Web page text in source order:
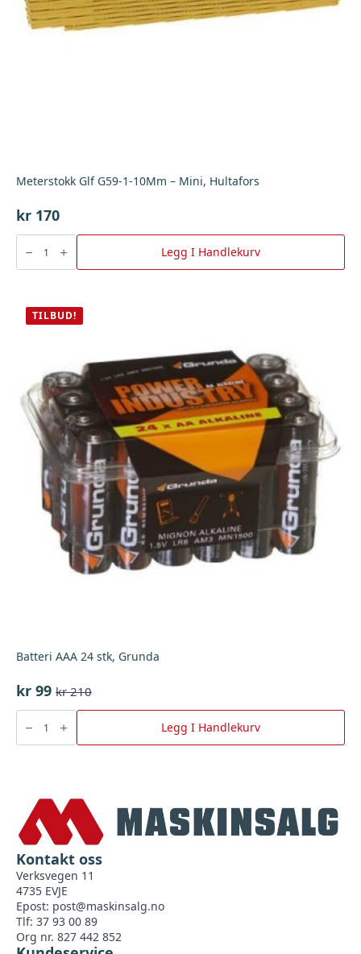
Meterstokk Glf G59-1-10Mm – Mini, Hultafors
kr 170
Meterstokk
G59-
1-
Hultafors
antall
Legg I Handlekurv
TILBUD!
Batteri AAA 24 stk, Grunda
kr210
Opprinnelig
pris
var:
kr 210.
kr 99
Nåværende
pris
er:
kr 99.
Batteri
24
stk,
Legg I Handlekurv
Kontakt oss
Verksvegen 11
4735 EVJE
Epost: post@maskinsalg.no
Tlf: 37 93 00 89
Org nr. 827 442 852